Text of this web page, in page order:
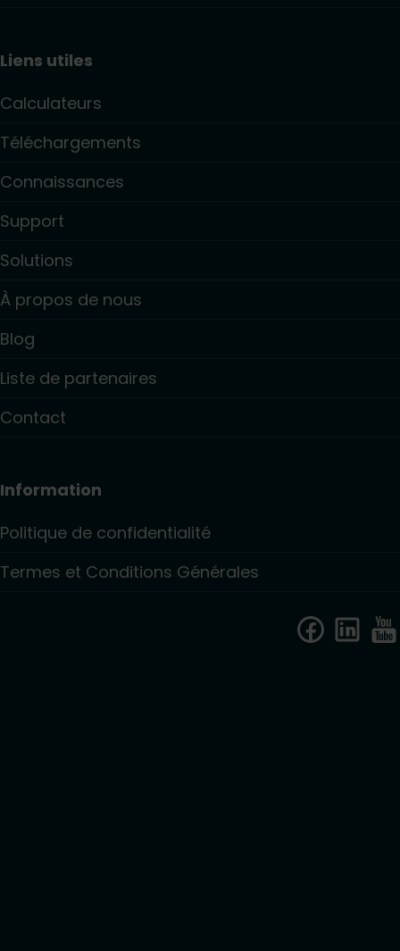
Liens utiles
Calculateurs
Téléchargements
Connaissances
Support
Solutions
À propos de nous
Blog
Liste de partenaires
Contact
Information
Politique de confidentialité
Termes et Conditions Générales